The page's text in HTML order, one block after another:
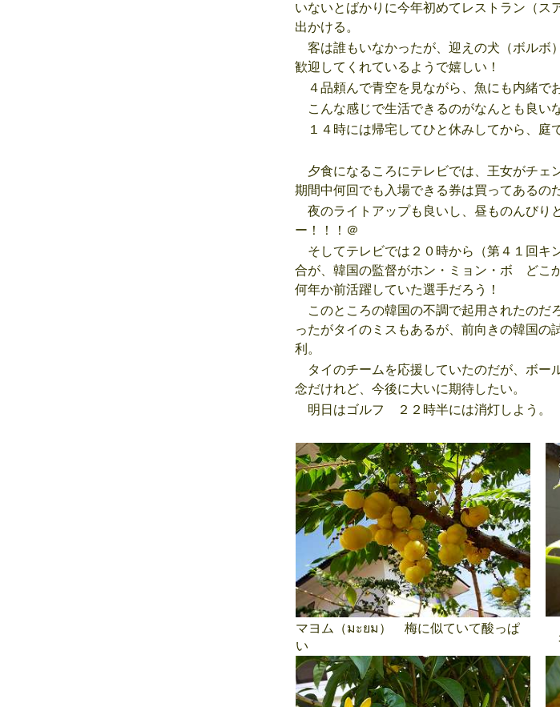
いないとばかりに今年初めてレストラン（ス
出かける。
客は誰もいなかったが、迎えの犬（ボルボ
歓迎してくれているようで嬉しい！
４品頼んで青空を見ながら、魚にも内緒で
こんな感じで生活できるのがなんとも良い
１４時には帰宅してひと休みしてから、庭
夕食になるころにテレビでは、王女がチェ
期間中何回でも入場できる券は買ってあるの
夜のライトアップも良いし、昼ものんびり
ー！！！＠
そしてテレビでは２０時から（第４１回キ
合が、韓国の監督がホン・ミョン・ボ どこ
何年か前活躍していた選手だろう！
このところの韓国の不調で起用されたの
ったがタイのミスもあるが、前向きの韓国の
利。
タイのチームを応援していたのだが、ボー
念だけれど、今後に大いに期待したい。
明日はゴルフ ２２時半には消灯しよう。
マヨム（มะยม） 梅に似ていて酸っぱ
い